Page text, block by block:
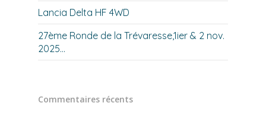
Lancia Delta HF 4WD
27ème Ronde de la Trévaresse,1ier & 2 nov.
2025…
Commentaires récents